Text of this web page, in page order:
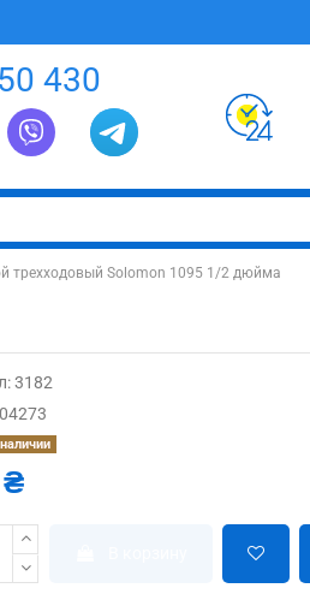
430
трехходовый Solomon 1095 1/2 дюйма
3182